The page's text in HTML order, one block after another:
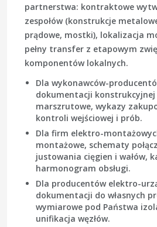
partnerstwa: kontraktowe
zespołów (konstrukcje
prądowe, mostki), lokalizacja
pełny transfer z etapowym
komponentów lokalnych.
Dla wykonawców-
dokumentacji
marszrutowe, wykazy
kontroli wejściowej i prób.
Dla firm elektro-
montażowe, schematy
justowania cięgien i wałów,
harmonogram obsługi.
Dla producentów elektro-
dokumentacji do własnych
wymiarowe pod Państwa
unifikacja węzłów.